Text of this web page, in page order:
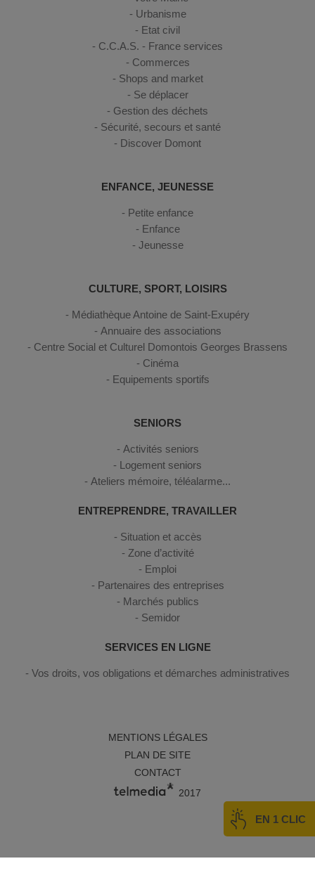
EN 1 CLIC
Urbanisme
Etat civil
C.C.A.S. - France services
Commerces
Shops and market
Se déplacer
Gestion des déchets
Sécurité, secours et santé
Discover Domont
ENFANCE, JEUNESSE
Petite enfance
Enfance
Jeunesse
CULTURE, SPORT, LOISIRS
Médiathèque Antoine de Saint-Exupéry
Annuaire des associations
Centre Social et Culturel Domontois Georges Brassens
Cinéma
Equipements sportifs
SENIORS
Activités seniors
Logement seniors
Ateliers mémoire, téléalarme...
ENTREPRENDRE, TRAVAILLER
Situation et accès
Zone d’activité
Emploi
Partenaires des entreprises
Marchés publics
Semidor
SERVICES EN LIGNE
Vos droits, vos obligations et démarches administratives
MENTIONS LÉGALES
PLAN DE SITE
CONTACT
2017